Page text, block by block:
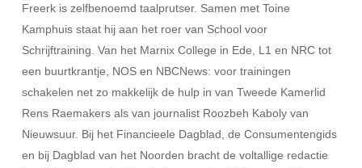
Freerk is zelfbenoemd taalprutser. Samen met Toine
Kamphuis staat hij aan het roer van School voor
Schrijftraining. Van het Marnix College in Ede, L1 en NRC tot
een buurtkrantje, NOS en NBCNews: voor trainingen
schakelen net zo makkelijk de hulp in van Tweede Kamerlid
Rens Raemakers als van journalist Roozbeh Kaboly van
Nieuwsuur. Bij het Financieele Dagblad, de Consumentengids
en bij Dagblad van het Noorden bracht de voltallige redactie